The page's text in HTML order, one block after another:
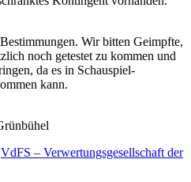
Wir bitten Geimpfte,
noch getestet zu kommen und
da es in Schauspiel-
kann.
VdFS – Verwertungsgesellschaft der